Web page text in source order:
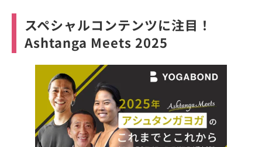
スペシャルコンテンツに注目！
Ashtanga Meets 2025